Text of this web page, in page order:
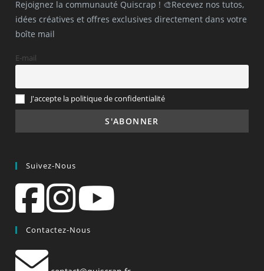
Rejoignez la communauté Quiscrap ! 🎨Recevez nos tutos,
idées créatives et offres exclusives directement dans votre
boîte mail
E-mail
J'accepte la politique de confidentialité
Suivez-Nous
Contactez-Nous